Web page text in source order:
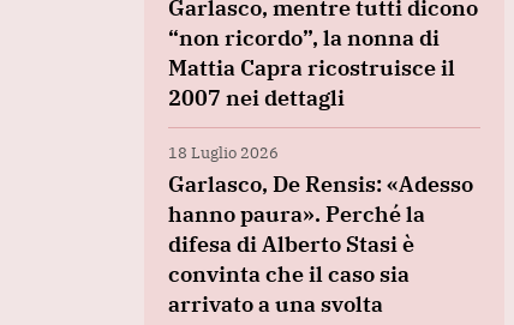
Garlasco, mentre tutti dicono
“non ricordo”, la nonna di
Mattia Capra ricostruisce il
2007 nei dettagli
18 Luglio 2026
Garlasco, De Rensis: «Adesso
hanno paura». Perché la
difesa di Alberto Stasi è
convinta che il caso sia
arrivato a una svolta